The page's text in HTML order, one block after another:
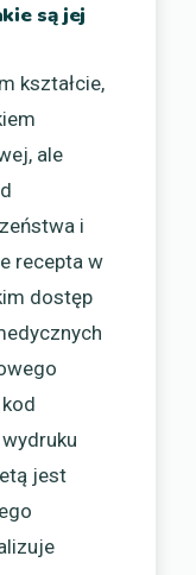
są jej
kształcie,
ale
i
recepta w
dostęp
jest